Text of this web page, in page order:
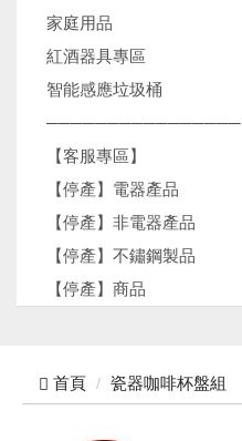
家庭用品
紅酒器具專區
智能感應垃圾桶
────────────────
【客服專區】
【停產】電器產品
【停產】非電器產品
【停產】不鏽鋼製品
【停產】商品
首頁 瓷器咖啡杯盤組